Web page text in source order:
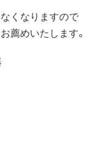
くなりますので
薦めいたします。